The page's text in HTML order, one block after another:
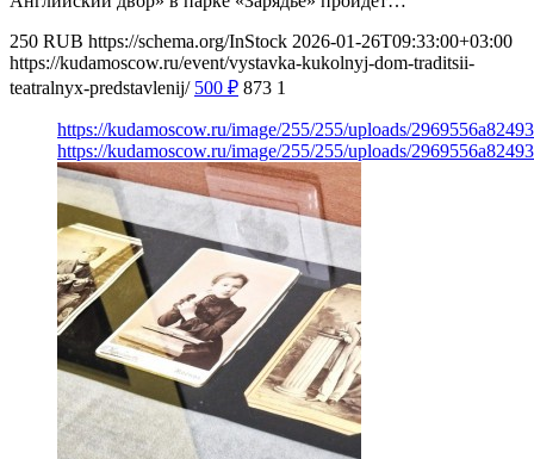
250 RUB https://schema.org/InStock 2026-01-26T09:33:00+03:00
https://kudamoscow.ru/event/vystavka-kukolnyj-dom-traditsii-
teatralnyx-predstavlenij/ 500 ₽ 873 1
https://kudamoscow.ru/image/255/255/uploads/
https://kudamoscow.ru/image/255/255/uploads/